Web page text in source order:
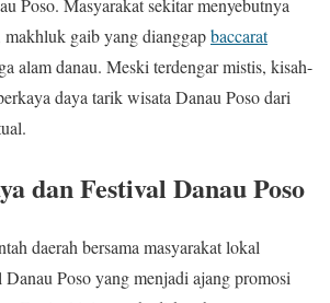
makhluk gaib yang dianggapbaccarat
alam danau. Meski terdengar mistis, kisah-
daya tarik wisata Danau Poso dari
dan Festival Danau Poso
daerah bersama masyarakat lokal
Danau Poso yang menjadi ajang promosi